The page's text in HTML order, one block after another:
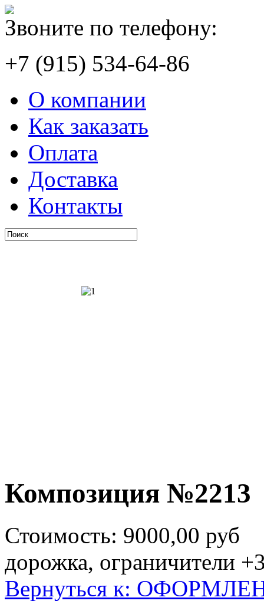
Звоните по телефону:
+7 (915) 534-64-86
О компании
Как заказать
Оплата
Доставка
Контакты
Композиция №2213
Стоимость: 9000,00 руб
дорожка, ограничители
Вернуться к: